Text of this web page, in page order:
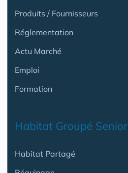
Produits / Fournisseurs
Réglementation
Actu Marché
Emploi
Formation
Habitat Groupé Senior
Habitat Partagé